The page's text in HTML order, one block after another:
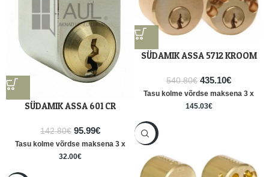
SÜDAMIK ASSA 601 CR
142.80€ 95.99€
Tasu kolme võrdse maksena 3 x
32.00€
SÜDAMIK ASSA 5712 KROOM
540.80€ 435.10€
Tasu kolme võrdse maksena 3 x
145.03€
-12%